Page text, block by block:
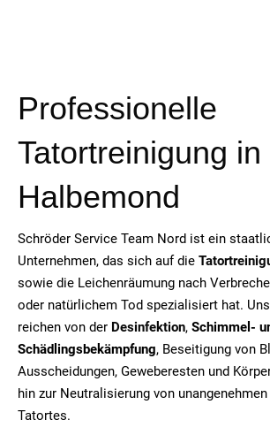
Professionelle
Tatortreinigung in
Halbemond
Schröder Service Team Nord ist ein
Unternehmen, das sich auf die
sowie die Leichenräumung nach
oder natürlichem Tod spezialisiert hat.
reichen von der Desinfektion, Schimmel-
Schädlingsbekämpfung, Beseitigung von
Ausscheidungen, Geweberesten und
hin zur Neutralisierung von
Tatortes.